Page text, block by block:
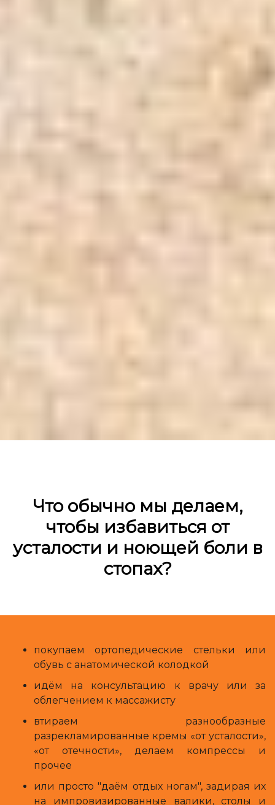
Что обычно мы делаем,
чтобы избавиться от
усталости и ноющей боли в
стопах?
покупаем ортопедические стельки или
обувь с анатомической колодкой
идём на консультацию к врачу или за
облегчением к массажисту
втираем разнообразные
разрекламированные кремы «от усталости»,
«от отечности», делаем компрессы и
прочее
или просто "даём отдых ногам", задирая их
на импровизированные валики, столы и